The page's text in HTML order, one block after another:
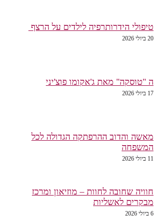
טיפולי הידרותרפיה לילדים על הרצף
20 ביולי 2026
ה "טוסקה" מאת ג'אקומו פוצ'יני
17 ביולי 2026
מאשה והדוב ההרפתקה הגדולה לכל
המשפחה
11 ביולי 2026
חוויה שחובה לחוות – מוזיאון ומרכז
מבקרים לאשליות
6 ביולי 2026